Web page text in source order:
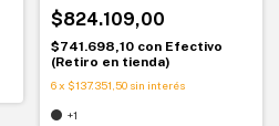
Tele clásico y versátil
$824.109,00
$741.698,10 con Efectivo
(Retiro en tienda)
6 x $137.351,50 sin interés
+1